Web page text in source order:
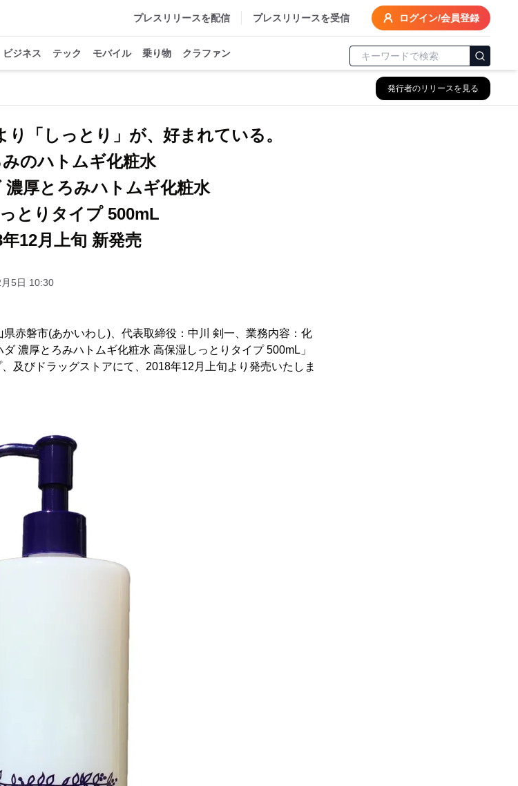
プレスリリースを配信 プレスリリースを受信 ログイン/会員登録
ビジネス テック モバイル 乗り物 クラファン
発行者のリリースを見る
り「しっとり」が、好まれている。
みのハトムギ化粧水
濃厚とろみハトムギ化粧水
とりタイプ 500mL
12月上旬 新発売
5日 10:30
赤磐市(あかいわし)、代表取締役：中川 剣一、業務内容：化
濃厚とろみハトムギ化粧水 高保湿しっとりタイプ 500mL」
及びドラッグストアにて、2018年12月上旬より発売いたしま